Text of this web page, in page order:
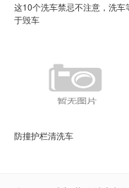
这10个洗车禁忌不注意，洗车
于毁车
防撞护栏清洗车